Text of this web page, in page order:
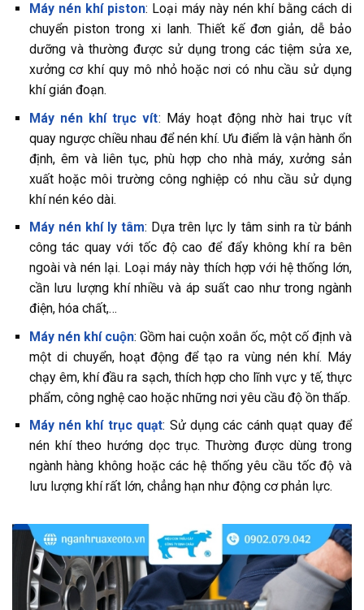
Máy nén khí piston: Loại máy này nén khí bằng cách di
chuyển piston trong xi lanh. Thiết kế đơn giản, dễ bảo
dưỡng và thường được sử dụng trong các tiệm sửa xe,
xưởng cơ khí quy mô nhỏ hoặc nơi có nhu cầu sử dụng
khí gián đoạn.
Máy nén khí trục vít: Máy hoạt động nhờ hai trục vít
quay ngược chiều nhau để nén khí. Ưu điểm là vận hành ổn
định, êm và liên tục, phù hợp cho nhà máy, xưởng sản
xuất hoặc môi trường công nghiệp có nhu cầu sử dụng
khí nén kéo dài.
Máy nén khí ly tâm: Dựa trên lực ly tâm sinh ra từ bánh
công tác quay với tốc độ cao để đẩy không khí ra bên
ngoài và nén lại. Loại máy này thích hợp với hệ thống lớn,
cần lưu lượng khí nhiều và áp suất cao như trong ngành
điện, hóa chất,…
Máy nén khí cuộn: Gồm hai cuộn xoắn ốc, một cố định và
một di chuyển, hoạt động để tạo ra vùng nén khí. Máy
chạy êm, khí đầu ra sạch, thích hợp cho lĩnh vực y tế, thực
phẩm, công nghệ cao hoặc những nơi yêu cầu độ ồn thấp.
Máy nén khí trục quạt: Sử dụng các cánh quạt quay để
nén khí theo hướng dọc trục. Thường được dùng trong
ngành hàng không hoặc các hệ thống yêu cầu tốc độ và
lưu lượng khí rất lớn, chẳng hạn như động cơ phản lực.